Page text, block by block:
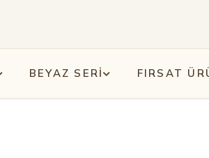
BEYAZ SERİ FIRSAT